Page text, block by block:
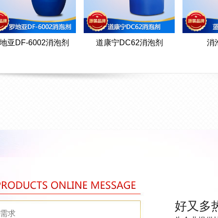
亚DF-6002消泡剂 道康宁DC62消泡剂 消
好又多